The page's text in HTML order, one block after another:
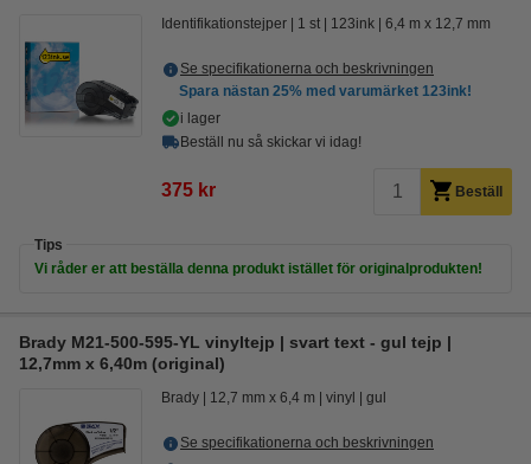
Identifikationstejper 1 st 123ink 6,4 m x 12,7 mm
Se specifikationerna och beskrivningen
Spara nästan 25% med varumärket 123ink!
i lager
Beställ nu så skickar vi idag!
375 kr Beställ
Tips
Vi råder er att beställa denna produkt istället för originalprodukten!
Brady M21-500-595-YL vinyltejp | svart text - gul tejp |
12,7mm x 6,40m (original)
Brady 12,7 mm x 6,4 m vinyl gul
Se specifikationerna och beskrivningen